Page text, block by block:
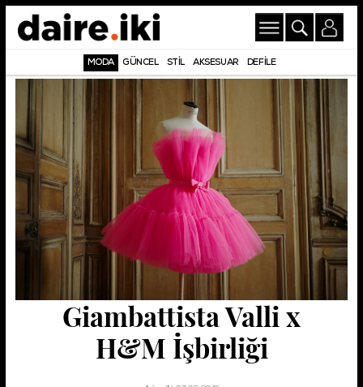
MODA GÜNCEL STİL AKSESUAR DEFİLE
Giambattista Valli x
H&M İşbirliği